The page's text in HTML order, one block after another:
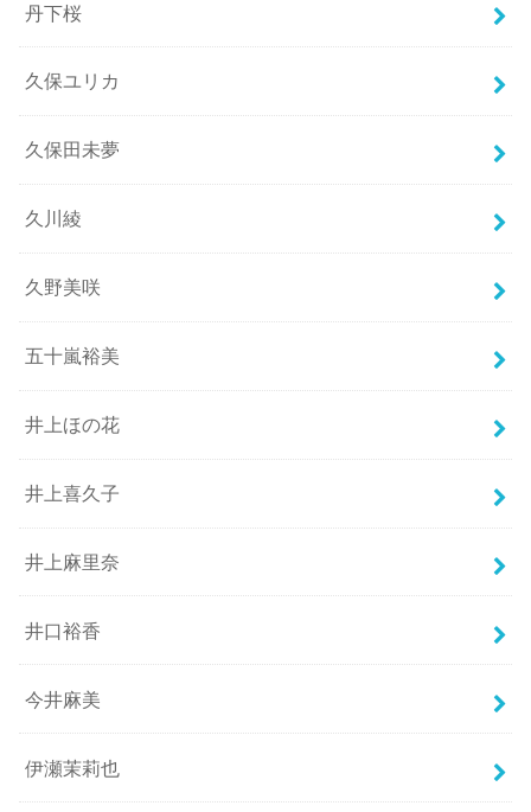
丹下桜
久保ユリカ
久保田未夢
久川綾
久野美咲
五十嵐裕美
井上ほの花
井上喜久子
井上麻里奈
井口裕香
今井麻美
伊瀬茉莉也